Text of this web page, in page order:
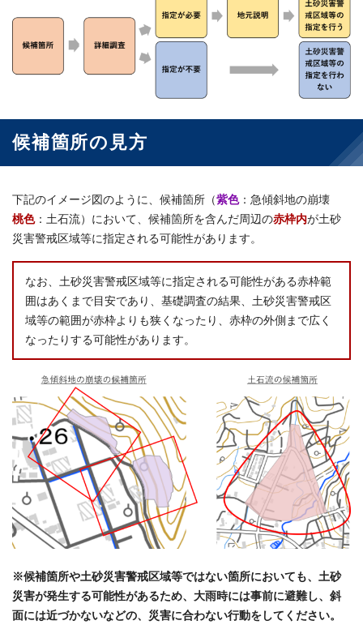
候補箇所の見方
下記のイメージ図のように、候補箇所（紫色：急傾斜地の崩壊
桃色：土石流）において、候補箇所を含んだ周辺の赤枠内が土砂
災害警戒区域等に指定される可能性があります。
なお、土砂災害警戒区域等に指定される可能性がある赤枠範
囲はあくまで目安であり、基礎調査の結果、土砂災害警戒区
域等の範囲が赤枠よりも狭くなったり、赤枠の外側まで広く
なったりする可能性があります。
※候補箇所や土砂災害警戒区域等ではない箇所においても、土砂
災害が発生する可能性があるため、大雨時には事前に避難し、斜
面には近づかないなどの、災害に合わない行動をしてください。